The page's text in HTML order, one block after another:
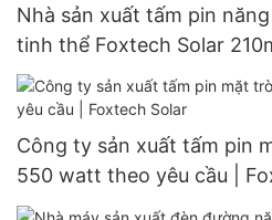
Nhà sản xuất tấm pin
tinh thể Foxtech Solar
đôi 132 cell
Công ty sản xuất tấm pin
550 watt theo yêu cầu |